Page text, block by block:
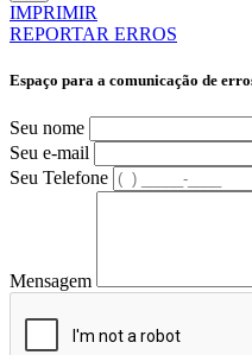
IMPRIMIR
REPORTAR ERROS
Espaço para a comunicação de
Seu nome
Seu e-mail
Seu Telefone
Mensagem